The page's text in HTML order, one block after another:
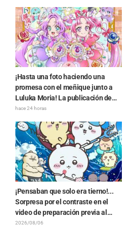
Starting Life in Another World-"
genera gran entusiasmo
¡Hasta una foto haciendo una
promesa con el meñique junto a
Luluka Moria! La publicación de
Nao Tōyama, la actriz de voz de
al Dream Stage genera
repercusión con comentarios
como "¡Es una doble Arcana!"
hace 24 horas
¡Pensaban que solo era tierno!...
Sorpresa por el contraste en el
video de preparación previa al
estreno de la película de
2026/08/06